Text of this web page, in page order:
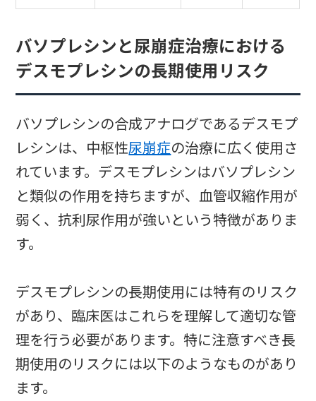
バソプレシンと尿崩症治療における
デスモプレシンの長期使用リスク
バソプレシンの合成アナログであるデスモプ
レシンは、中枢性尿崩症の治療に広く使用さ
れています。デスモプレシンはバソプレシン
と類似の作用を持ちますが、血管収縮作用が
弱く、抗利尿作用が強いという特徴がありま
す。
デスモプレシンの長期使用には特有のリスク
があり、臨床医はこれらを理解して適切な管
理を行う必要があります。特に注意すべき長
期使用のリスクには以下のようなものがあり
ます。